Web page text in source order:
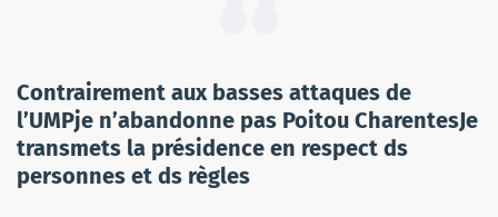
Contrairement aux basses attaques de
l’UMPje n’abandonne pas Poitou CharentesJe
transmets la présidence en respect ds
personnes et ds règles